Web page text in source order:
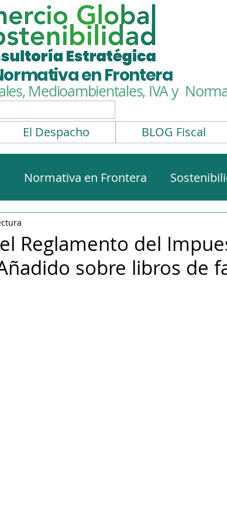
en Frontera
Medioambientales, IVA y
El Despacho BLOG Fiscal
Normativa en Frontera
aduanera
Reglamento del
sobre libros de